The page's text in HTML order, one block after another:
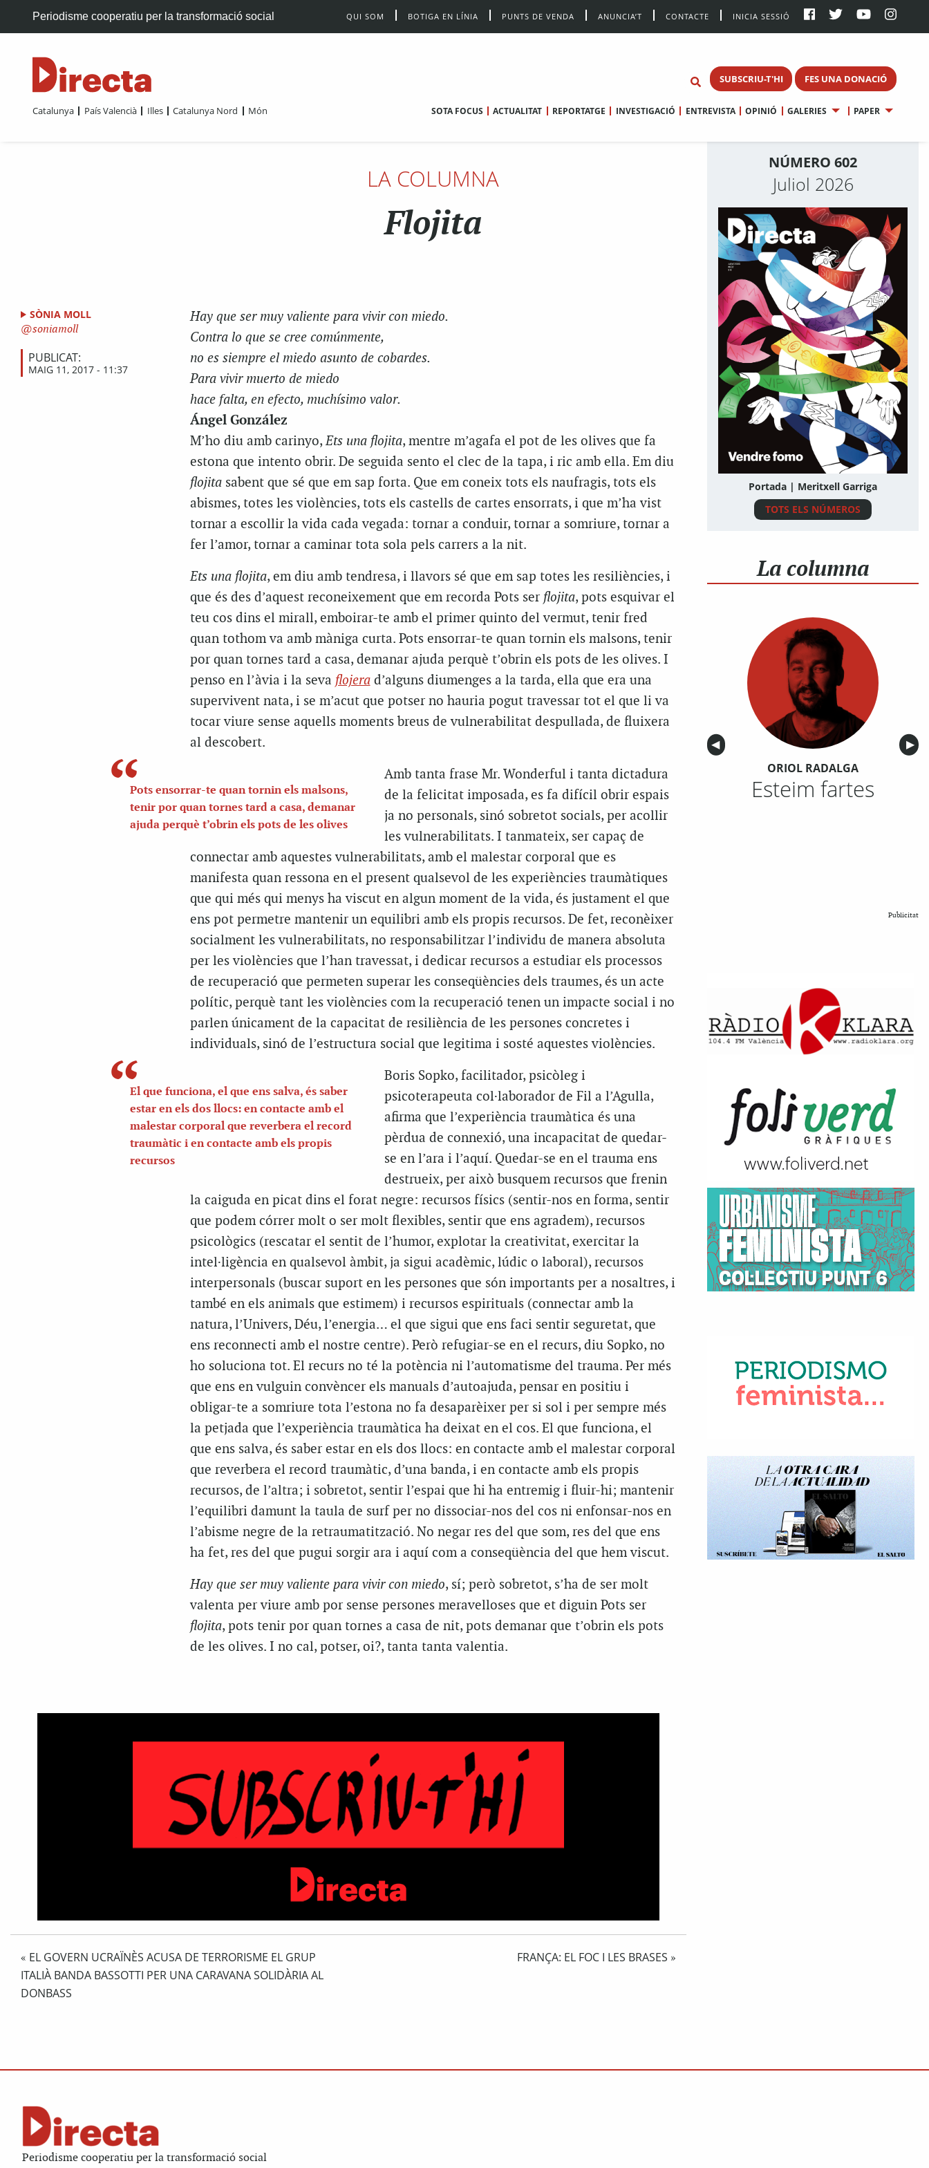
Periodisme cooperatiu per la transformació social QUI SOM BOTIGA EN LÍNIA PUNTS DE VENDA ANUNCIA’T CONTACTE INICIA SESSIÓ
SUBSCRIU-T'HI FES UNA DONACIÓ
Catalunya País Valencià Illes Catalunya Nord Món SOTA FOCUS ACTUALITAT REPORTATGE INVESTIGACIÓ ENTREVISTA OPINIÓ GALERIES PAPER
LA COLUMNA
Flojita
SÒNIA MOLL
soniamoll
PUBLICAT:
MAIG 11, 2017 - 11:37
Hay que ser muy valiente para vivir con miedo.
Contra lo que se cree comúnmente,
no es siempre el miedo asunto de cobardes.
Para vivir muerto de miedo
hace falta, en efecto, muchísimo valor.
Ángel González
M’ho diu amb carinyo,Ets una flojita, mentre m’agafa el pot de les olives que fa
estona que intento obrir. De seguida sento el clec de la tapa, i ric amb ella. Em diu
flojitasabent que sé que em sap forta. Que em coneix tots els naufragis, tots els
abismes, totes les violències, tots els castells de cartes ensorrats, i que m’ha vist
tornar a escollir la vida cada vegada: tornar a conduir, tornar a somriure, tornar a
fer l’amor, tornar a caminar tota sola pels carrers a la nit.
Ets una flojita, em diu amb tendresa, i llavors sé que em sap totes les resiliències, i
que és des d’aquest reconeixement que em recorda Pots ser flojita, pots esquivar el
teu cos dins el mirall, emboirar-te amb el primer quinto del vermut, tenir fred
quan tothom va amb màniga curta. Pots ensorrar-te quan tornin els malsons, tenir
por quan tornes tard a casa, demanar ajuda perquè t’obrin els pots de les olives. I
penso en l’àvia i la seva flojerad’alguns diumenges a la tarda, ella que era una
supervivent nata, i se m’acut que potser no hauria pogut travessar tot el que li va
tocar viure sense aquells moments breus de vulnerabilitat despullada, de fluixera
al descobert.
Pots ensorrar-te quan tornin els malsons,
tenir por quan tornes tard a casa, demanar
ajuda perquè t’obrin els pots de les olives
Amb tanta frase Mr. Wonderful i tanta dictadura
de la felicitat imposada, es fa difícil obrir espais
ja no personals, sinó sobretot socials, per acollir
les vulnerabilitats. I tanmateix, ser capaç de
connectar amb aquestes vulnerabilitats, amb el malestar corporal que es
manifesta quan ressona en el present qualsevol de les experiències traumàtiques
que qui més qui menys ha viscut en algun moment de la vida, és justament el que
ens pot permetre mantenir un equilibri amb els propis recursos. De fet, reconèixer
socialment les vulnerabilitats, no responsabilitzar l’individu de manera absoluta
per les violències que l’han travessat, i dedicar recursos a estudiar els processos
de recuperació que permeten superar les conseqüències dels traumes, és un acte
polític, perquè tant les violències com la recuperació tenen un impacte social i no
parlen únicament de la capacitat de resiliència de les persones concretes i
individuals, sinó de l’estructura social que legitima i sosté aquestes violències.
El que funciona, el que ens salva, és saber
estar en els dos llocs: en contacte amb el
malestar corporal que reverbera el record
traumàtic i en contacte amb els propis
recursos
Boris Sopko, facilitador, psicòleg i
psicoterapeuta col·laborador de Fil a l’Agulla,
afirma que l’experiència traumàtica és una
pèrdua de connexió, una incapacitat de quedar-
se en l’ara i l’aquí. Quedar-se en el trauma ens
destrueix, per això busquem recursos que frenin
la caiguda en picat dins el forat negre: recursos físics (sentir-nos en forma, sentir
que podem córrer molt o ser molt flexibles, sentir que ens agradem), recursos
psicològics (rescatar el sentit de l’humor, explotar la creativitat, exercitar la
intel·ligència en qualsevol àmbit, ja sigui acadèmic, lúdic o laboral), recursos
interpersonals (buscar suport en les persones que són importants per a nosaltres, i
també en els animals que estimem) i recursos espirituals (connectar amb la
natura, l’Univers, Déu, l’energia… el que sigui que ens faci sentir seguretat, que
ens reconnecti amb el nostre centre). Però refugiar-se en el recurs, diu Sopko, no
ho soluciona tot. El recurs no té la potència ni l’automatisme del trauma. Per més
que ens en vulguin convèncer els manuals d’autoajuda, pensar en positiu i
obligar-te a somriure tota l’estona no fa desaparèixer per si sol i per sempre més
la petjada que l’experiència traumàtica ha deixat en el cos. El que funciona, el
que ens salva, és saber estar en els dos llocs: en contacte amb el malestar corporal
que reverbera el record traumàtic, d’una banda, i en contacte amb els propis
recursos, de l’altra; i sobretot, sentir l’espai que hi ha entremig i fluir-hi; mantenir
l’equilibri damunt la taula de surf per no dissociar-nos del cos ni enfonsar-nos en
l’abisme negre de la retraumatització. No negar res del que som, res del que ens
ha fet, res del que pugui sorgir ara i aquí com a conseqüència del que hem viscut.
Hay que ser muy valiente para vivir con miedo, sí; però sobretot, s’ha de ser molt
valenta per viure amb por sense persones meravelloses que et diguin Pots ser
flojita, pots tenir por quan tornes a casa de nit, pots demanar que t’obrin els pots
de les olives. I no cal, potser, oi?, tanta tanta valentia.
« EL GOVERN UCRAÏNÈS ACUSA DE TERRORISME EL GRUP
ITALIÀ BANDA BASSOTTI PER UNA CARAVANA SOLIDÀRIA AL
DONBASS
FRANÇA: EL FOC I LES BRASES »
NÚMERO 602
Juliol 2026
Portada | Meritxell Garriga
TOTS ELS NÚMEROS
La columna
Anterior
◀︎ ▶︎
ORIOL RADALGA
Esteim fartes
Publicitat
Periodisme cooperatiu per la transformació social